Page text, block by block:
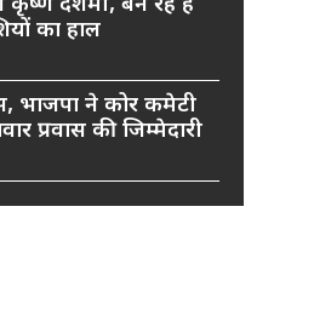
का हाल
भाजपा ने कोर कमेटी
प्रवास की जिम्मेदारी